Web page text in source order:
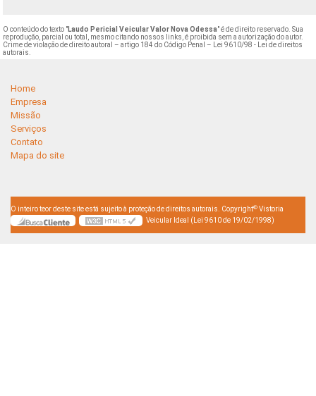
O conteúdo do texto "Laudo Pericial Veicular Valor Nova Odessa" é de direito reservado. Sua
reprodução, parcial ou total, mesmo citando nossos links, é proibida sem a autorização do autor.
Crime de violação de direito autoral – artigo 184 do Código Penal –
Lei 9610/98 - Lei de direitos
autorais
Home
Empresa
Missão
Serviços
Contato
Mapa do site
O inteiro teor deste site está sujeito à proteção de direitos autorais. Copyright© Vistoria
Veicular Ideal (Lei 9610 de 19/02/1998)